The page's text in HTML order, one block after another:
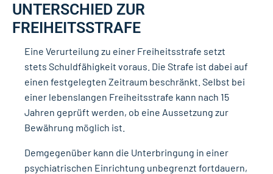
UNTERSCHIED ZUR
FREIHEITSSTRAFE
Eine Verurteilung zu einer Freiheitsstrafe setzt
stets Schuldfähigkeit voraus. Die Strafe ist dabei auf
einen festgelegten Zeitraum beschränkt. Selbst bei
einer lebenslangen Freiheitsstrafe kann nach 15
Jahren geprüft werden, ob eine Aussetzung zur
Bewährung möglich ist.
Demgegenüber kann die Unterbringung in einer
psychiatrischen Einrichtung unbegrenzt fortdauern,